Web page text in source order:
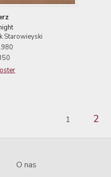
Starowieyski
1 2
O nas